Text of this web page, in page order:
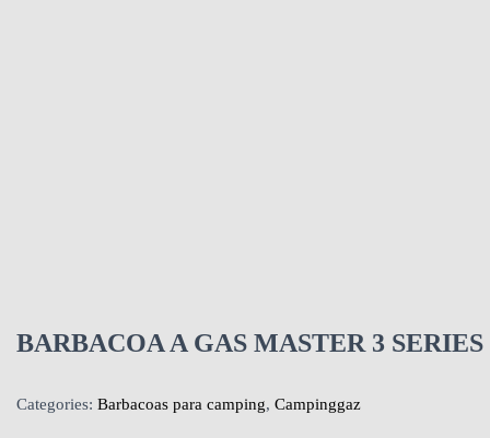
BARBACOA A GAS MASTER 3
Categories: Barbacoas para camping, Campinggaz